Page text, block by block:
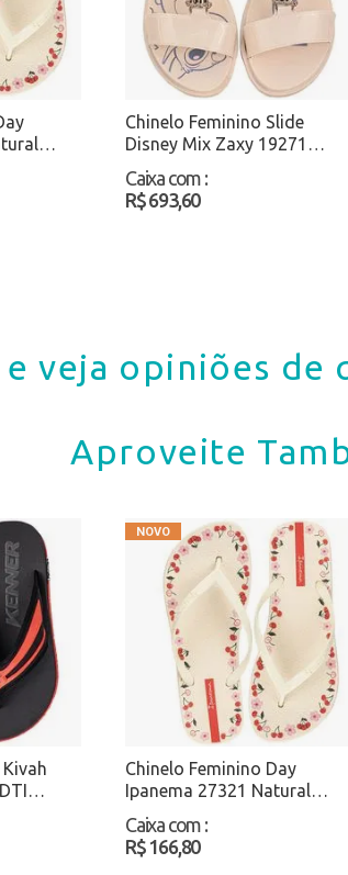
Chinelo Feminino Slide
Disney Mix Zaxy 19271
Marfim Atacado
Caixa com :
R$ 693,60
veja opiniões de
Aproveite
Chinelo Feminino Day
Ipanema 27321 Natural
Atacado
Caixa com :
R$ 166,80